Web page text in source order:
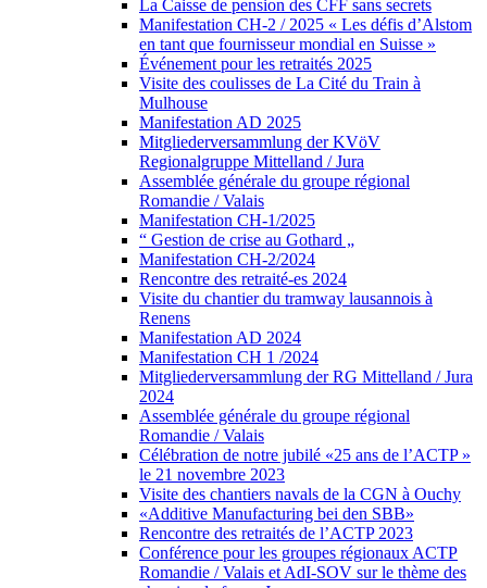
La Caisse de pension des CFF sans secrets
Manifestation CH-2 / 2025 « Les défis d’Alstom
en tant que fournisseur mondial en Suisse »
Événement pour les retraités 2025
Visite des coulisses de La Cité du Train à
Mulhouse
Manifestation AD 2025
Mitgliederversammlung der KVöV
Regionalgruppe Mittelland / Jura
Assemblée générale du groupe régional
Romandie / Valais
Manifestation CH-1/2025
“ Gestion de crise au Gothard „
Manifestation CH-2/2024
Rencontre des retraité-es 2024
Visite du chantier du tramway lausannois à
Renens
Manifestation AD 2024
Manifestation CH 1 /2024
Mitgliederversammlung der RG Mittelland / Jura
2024
Assemblée générale du groupe régional
Romandie / Valais
Célébration de notre jubilé «25 ans de l’ACTP »
le 21 novembre 2023
Visite des chantiers navals de la CGN à Ouchy
«Additive Manufacturing bei den SBB»
Rencontre des retraités de l’ACTP 2023
Conférence pour les groupes régionaux ACTP
Romandie / Valais et AdI-SOV sur le thème des